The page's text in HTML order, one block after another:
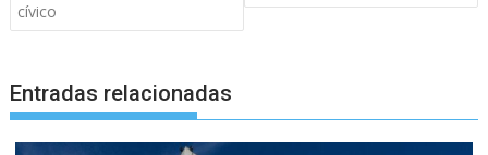
cívico
Entradas relacionadas